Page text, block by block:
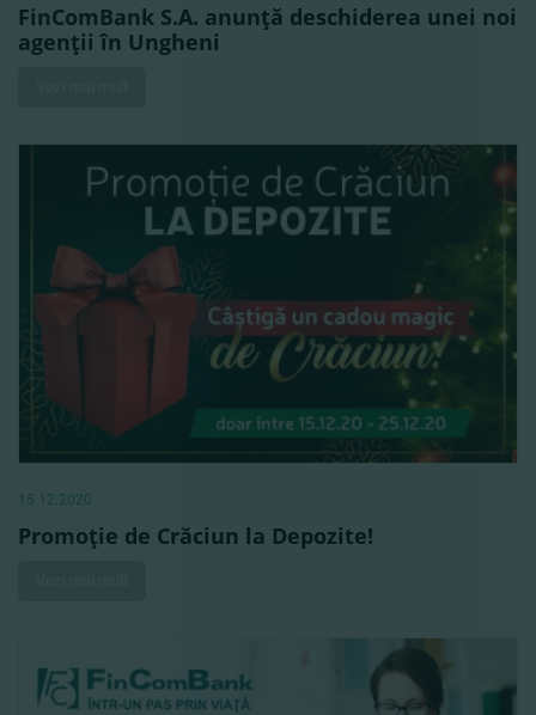
FinComBank S.A. anunţă deschiderea unei noi
agenţii în Ungheni
15.12.2020
Promoţie de Crăciun la Depozite!